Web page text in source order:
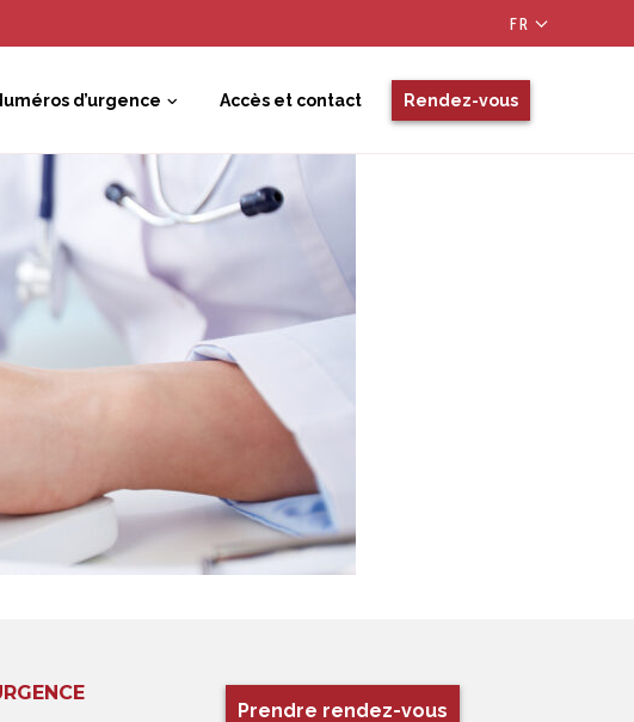
FR
d’urgence Accès et contact Rendez-vous
Prendre rendez-vous